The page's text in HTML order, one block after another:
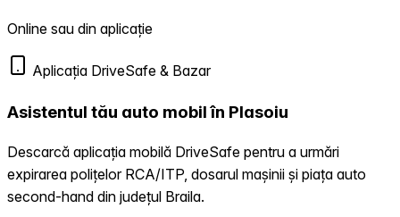
Online sau din aplicație
Aplicația DriveSafe & Bazar
Asistentul tău auto mobil în Plasoiu
Descarcă aplicația mobilă DriveSafe pentru a urmări
expirarea polițelor RCA/ITP, dosarul mașinii și piața auto
second-hand din județul Braila.